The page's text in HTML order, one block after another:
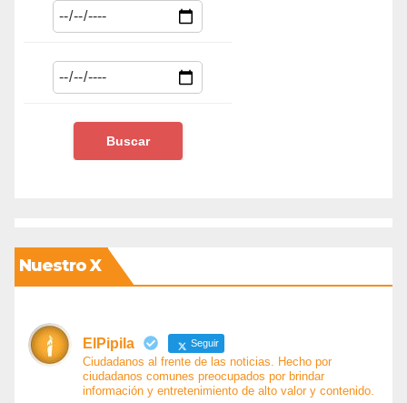
Nuestro X
ElPipila Seguir
Ciudadanos al frente de las noticias. Hecho por
ciudadanos comunes preocupados por brindar
información y entretenimiento de alto valor y contenido.